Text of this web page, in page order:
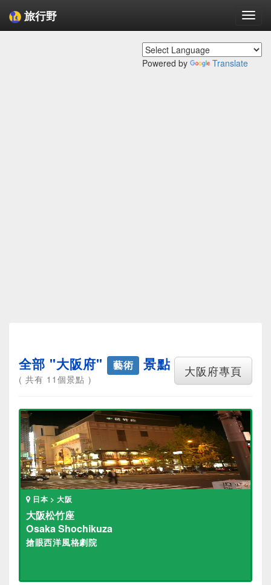
旅行野
Powered by Translate
大阪府專頁
全部 "大阪府" 藝術 景點
( 共有 11個景點 )
日本 > 大阪
大阪松竹座
Osaka Shochikuza
搶眼西洋風格劇院